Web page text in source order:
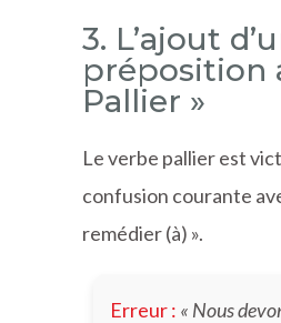
3. L’ajout
préposition
Pallier »
Le verbe pallier est
confusion courante
remédier (à) ».
Erreur : « Nous